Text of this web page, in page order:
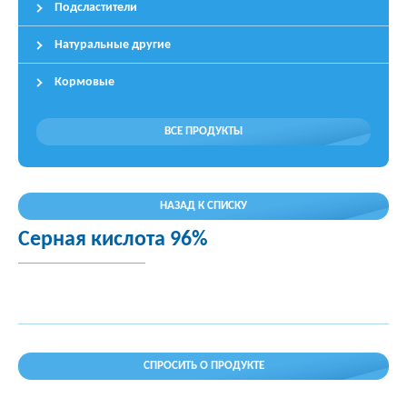
Подсластители
Натуральные другие
Кормовые
ВСЕ ПРОДУКТЫ
НАЗАД К СПИСКУ
Серная кислота 96%
СПРОСИТЬ О ПРОДУКТЕ